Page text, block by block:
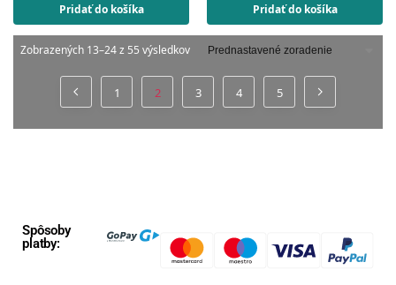
Pridať do košíka Pridať do košíka
Zobrazených 13–24 z 55 výsledkov
1 2 3 4 5
Spôsoby
platby: